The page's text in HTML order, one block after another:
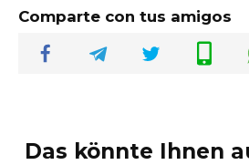
Comparte con tus amigos
Das könnte Ihnen